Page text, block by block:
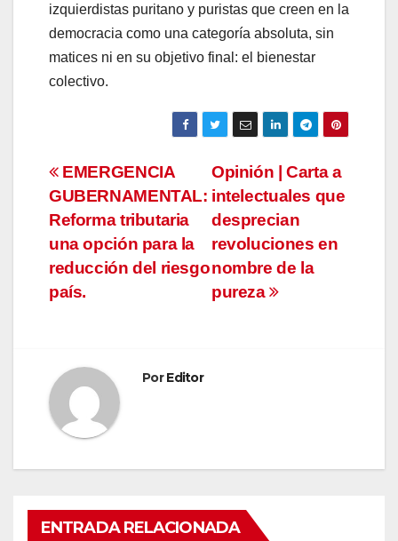
izquierdistas puritano y puristas que creen en la
democracia como una categoría absoluta, sin
matices ni en su objetivo final: el bienestar
colectivo.
Navegación
de
entradas
Opinión | Carta a
intelectuales que
desprecian
revoluciones en
nombre de la
pureza
EMERGENCIA
GUBERNAMENTAL:
Reforma tributaria
una opción para la
reducción del riesgo
país.
PorEditor
ENTRADA RELACIONADA